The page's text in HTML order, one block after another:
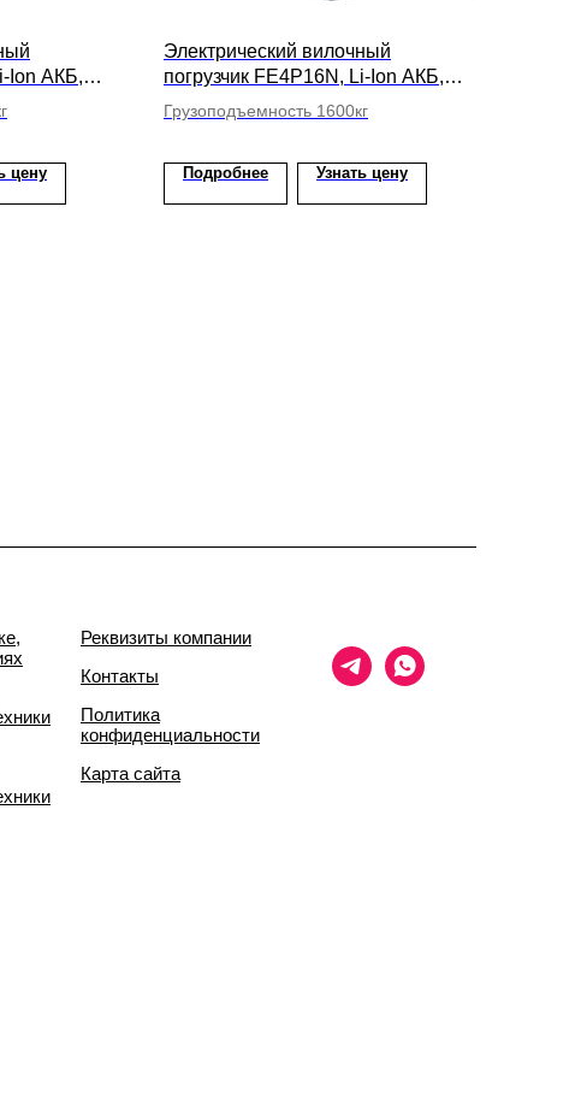
Ion АКБ,
цену
Электрический вилочный
погрузчик FE4P16N, Li-Ion АКБ,
высота подъема вил 6000мм
Грузоподъемность 1600кг
Подробнее Узнать цену
Реквизиты компании
Контакты
Политика
конфиденциальности
Карта сайта